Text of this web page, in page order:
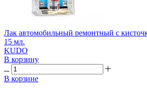
Лак автомобильный ремонтный с
15 мл.
KUDO
В корзину
В корзине